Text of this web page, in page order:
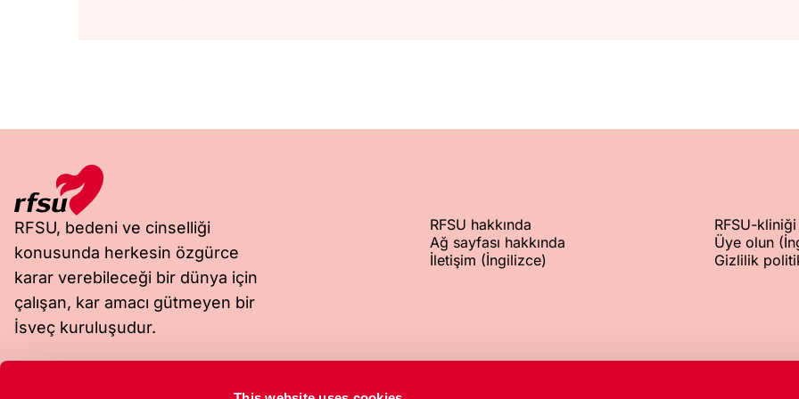
RFSU, bedeni ve cinselliği
konusunda herkesin özgürce
karar verebileceği bir dünya için
çalışan, kar amacı gütmeyen bir
İsveç kuruluşudur.
RFSU hakkında
Ağ sayfası hakkında
İletişim (İngilizce)
RFSU-
Üye olun
Gizlilik